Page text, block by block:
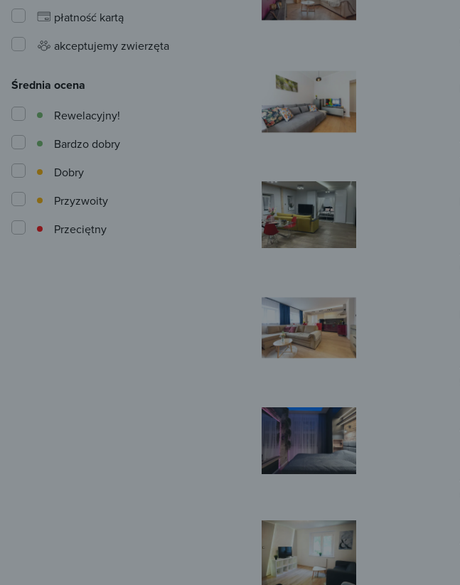
płatność kartą
akceptujemy zwierzęta
Średnia ocena
Przeciętny
Przyzwoity
Dobry
Bardzo dobry
Rewelacyjny!